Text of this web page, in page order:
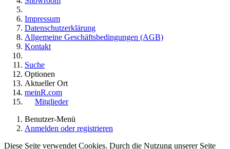
Impressum
Datenschutzerklärung
Allgemeine Geschäftsbedingungen (AGB)
Kontakt
Suche
Optionen
Aktueller Ort
meinR.com
Mitglieder
Benutzer-Menü
Anmelden oder registrieren
Diese Seite verwendet Cookies. Durch die Nutzung unserer Seite